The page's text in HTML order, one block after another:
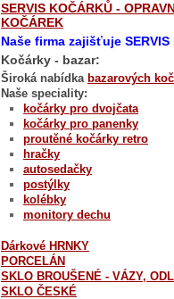
SERVIS KOČÁRKŮ -
KOČÁREK
Naše firma zajišťuje SERVIS
Kočárky - bazar:
Široká nabídka bazarových
Naše speciality:
kočárky pro dvojčata
kočárky pro panenky
proutěné kočárky retro
hračky
autosedačky
postýlky
kolébky
monitory dechu
Dárkové HRNKY
PORCELÁN
SKLO BROUŠENÉ - VÁZY,
SKLO ČESKÉ